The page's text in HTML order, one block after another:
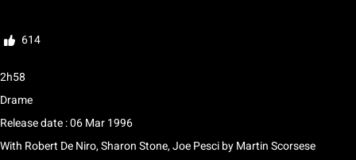
614
2h58
Drame
Release date : 06 Mar 1996
With Robert De Niro, Sharon Stone, Joe PescibyMartin Scorsese